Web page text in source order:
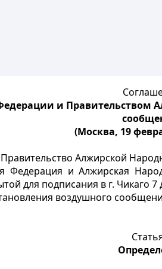
и
(Москва, 19
Алжирской
и Алжирская
для подписания в г. Чикаго 7
воздушного